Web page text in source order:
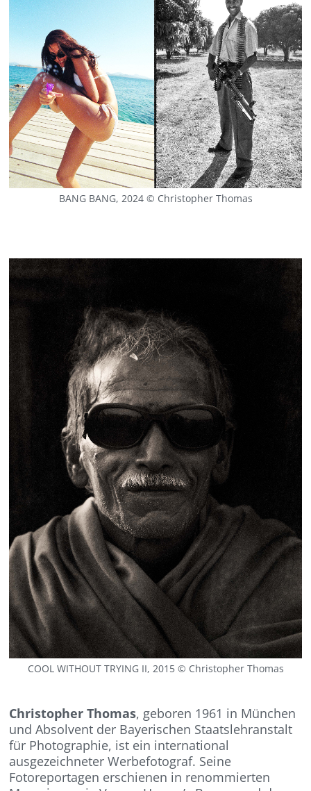
BANG BANG, 2024 © Christopher Thomas
COOL WITHOUT TRYING II, 2015 © Christopher Thomas
Christopher Thomas, geboren 1961 in München
und Absolvent der Bayerischen Staatslehranstalt
für Photographie, ist ein international
ausgezeichneter Werbefotograf. Seine
Fotoreportagen erschienen in renommierten